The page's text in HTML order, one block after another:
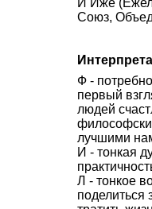
Й Иже
Союз,
Ф -
первый
людей
лучшими
И - тонкая
Л - тонкое